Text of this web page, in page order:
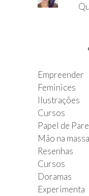
Empreender
Feminices
Ilustrações
Cursos
Papel de
Mão na massa
Resenhas
Cursos
Doramas
Experimenta